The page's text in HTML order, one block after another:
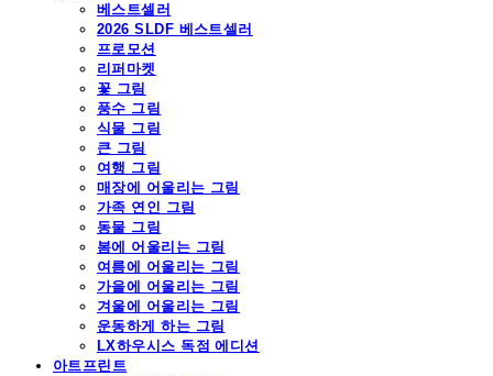
베스트셀러
2026 SLDF 베스트셀러
프로모션
리퍼마켓
꽃 그림
풍수 그림
식물 그림
큰 그림
여행 그림
매장에 어울리는 그림
가족 연인 그림
동물 그림
봄에 어울리는 그림
여름에 어울리는 그림
가을에 어울리는 그림
겨울에 어울리는 그림
운동하게 하는 그림
LX하우시스 독점 에디션
아트프린트